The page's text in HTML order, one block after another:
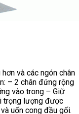
và các ngón chân
– 2 chân đứng rộng
vào trong – Giữ
trọng lượng được
uốn cong đầu gối.